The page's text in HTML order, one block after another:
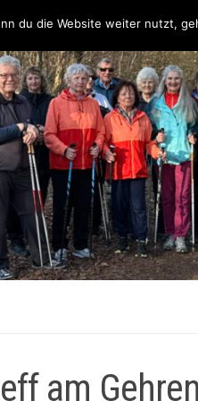
uns Unsere Partner &
am
du die Website weiter nutzt,